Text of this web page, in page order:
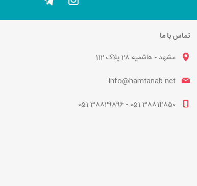
تماس با ما
مشهد - هاشمیه 28 پلاک 112
info@hamtanab.net
38814850 051 - 38829896 051